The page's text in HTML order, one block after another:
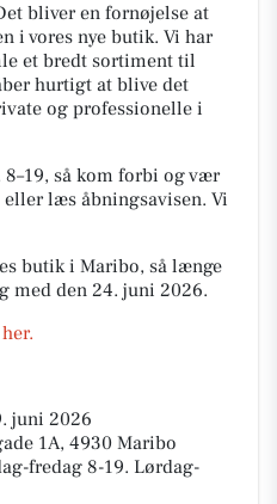
bliver en fornøjelse at
i vores nye butik. Vi har
et bredt sortiment til
hurtigt at blive det
og professionelle i
så kom forbi og vær
læs åbningsavisen. Vi
butik i Maribo, så længe
med den 24. juni 2026.
juni 2026
1A, 4930 Maribo
fredag 8-19. Lørdag-